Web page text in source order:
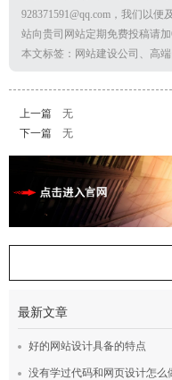
928371591@qq.com，我们以
站向贵司网站定期免费投稿请加
本文标签：网站建设公司、高
上一篇
无
下一篇
无
最新文章
好的网站设计具备的特点
没有学过代码和网页设计怎么